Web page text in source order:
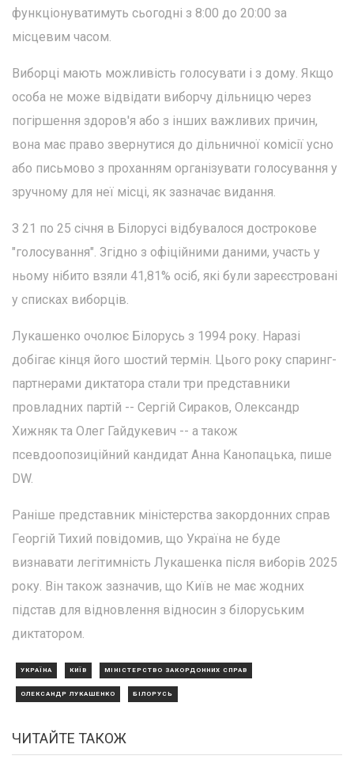
функціонуватимуть сьогодні з 8:00 до 20:00 за
місцевим часом.
Виборці мають можливість голосувати і з дому. Якщо
особа не може відвідати виборчу дільницю через
погіршення здоров'я або з інших важливих причин,
вона має право звернутися до дільничної комісії усно
або письмово з проханням організувати голосування у
зручному для неї місці, як зазначає видання.
З 21 по 25 січня в Білорусі відбувалося дострокове
"голосування". Згідно з офіційними даними, участь у
ньому нібито взяли 41,81% осіб, які були зареєстровані
у списках виборців.
Лукашенко очолює Білорусь з 1994 року. Наразі
добігає кінця його шостий термін. Цього року спаринг-
партнерами диктатора стали три представники
провладних партій -- Сергій Сираков, Олександр
Хижняк та Олег Гайдукевич -- а також
псевдоопозиційний кандидат Анна Канопацька, пише
DW.
Раніше представник міністерства закордонних справ
Георгій Тихий повідомив, що Україна не буде
визнавати легітимність Лукашенка після виборів 2025
року. Він також зазначив, що Київ не має жодних
підстав для відновлення відносин з білоруським
диктатором.
УКРАЇНА КИЇВ МІНІСТЕРСТВО ЗАКОРДОННИХ СПРАВ
ОЛЕКСАНДР ЛУКАШЕНКО БІЛОРУСЬ
ЧИТАЙТЕ ТАКОЖ